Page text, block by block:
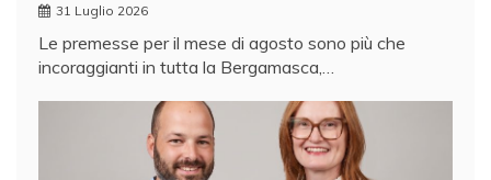
31 Luglio 2026
Le premesse per il mese di agosto sono più che
incoraggianti in tutta la Bergamasca,…